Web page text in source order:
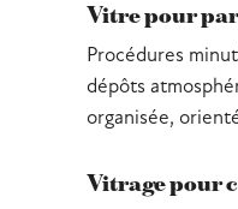
Vitre pour
Procédures
dépôts
organisée,
Vitrage pour